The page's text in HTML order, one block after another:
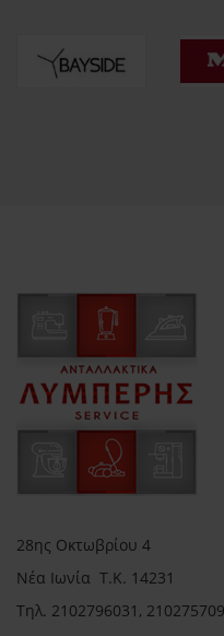
28ης Οκτωβρίου 4
Νέα Ιωνία Τ.Κ. 14231
Τηλ. 2102796031,